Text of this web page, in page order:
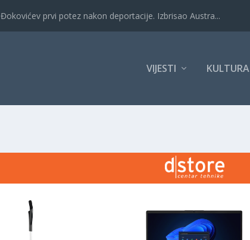
Đokovićev prvi potez nakon deportacije. Izbrisao Austra...
VIJESTI KULTURA